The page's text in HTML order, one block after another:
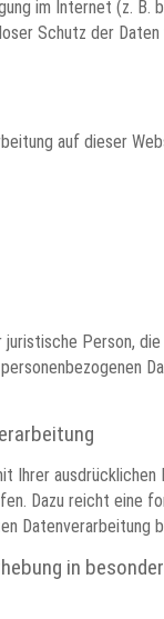
im Internet (z. B.
Schutz der
auf dieser
Person,
Ihrer ausdrücklichen
Dazu reicht eine
Datenverarbeitung
in